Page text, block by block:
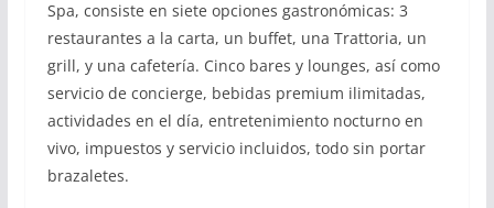
Spa, consiste en siete opciones gastronómicas: 3
restaurantes a la carta, un buffet, una Trattoria, un
grill, y una cafetería. Cinco bares y lounges, así como
servicio de concierge, bebidas premium ilimitadas,
actividades en el día, entretenimiento nocturno en
vivo, impuestos y servicio incluidos, todo sin portar
brazaletes.